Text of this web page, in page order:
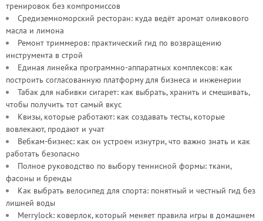
тренировок без компромиссов
Средиземноморский ресторан: куда ведёт аромат оливкового
масла и лимона
Ремонт триммеров: практический гид по возвращению
инструмента в строй
Единая линейка программно-аппаратных комплексов: как
построить согласованную платформу для бизнеса и инженерии
Табак для набивки сигарет: как выбрать, хранить и смешивать,
чтобы получить тот самый вкус
Квизы, которые работают: как создавать тесты, которые
вовлекают, продают и учат
Вебкам-бизнес: как он устроен изнутри, что важно знать и как
работать безопасно
Полное руководство по выбору теннисной формы: ткани,
фасоны и бренды
Как выбрать велосипед для спорта: понятный и честный гид без
лишней воды
Merrylock: коверлок, который меняет правила игры в домашнем